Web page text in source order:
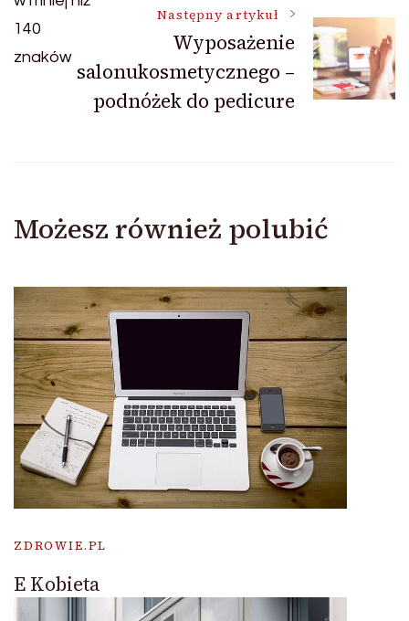
Następny artykuł
Wyposażenie
salonukosmetycznego –
podnóżek do pedicure
Możesz również polubić
ZDROWIE.PL
E Kobieta